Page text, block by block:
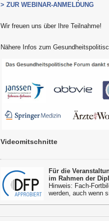
> ZUR WEBINAR-ANMELDUNG
Wir freuen uns über Ihre Teilnahme!
Nähere Infos zum
Videomitschnitte
Für die
im Rahmen der
Hinweis: Fach-
werden, auch wenn